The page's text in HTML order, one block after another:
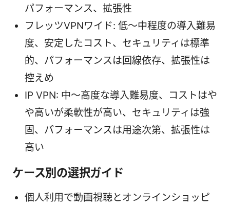
パフォーマンス、拡張性
フレッツVPNワイド: 低〜中程度の導入難易
度、安定したコスト、セキュリティは標準
的、パフォーマンスは回線依存、拡張性は
控えめ
IP VPN: 中〜高度な導入難易度、コストはや
や高いが柔軟性が高い、セキュリティは強
固、パフォーマンスは用途次第、拡張性は
高い
ケース別の選択ガイド
個人利用で動画視聴とオンラインショッピ